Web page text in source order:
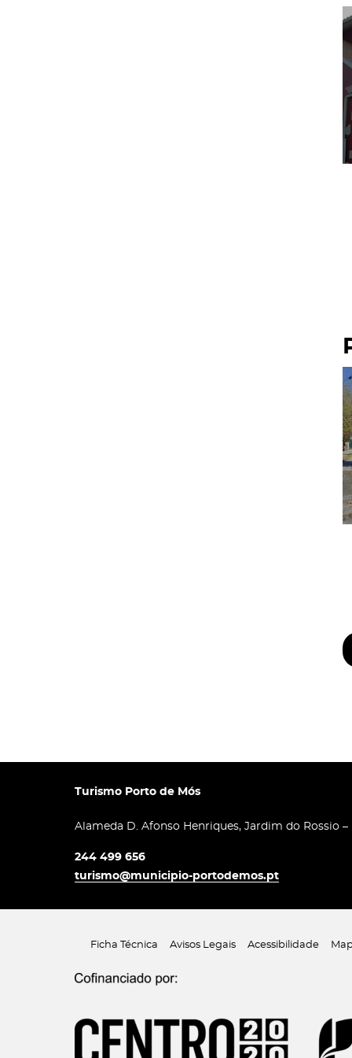
Turismo Porto de Mós
Alameda D. Afonso Henriques, Jardim do Rossio
244 499 656
turismo@municipio-portodemos.pt
Ficha Técnica Avisos Legais Acessibilidade